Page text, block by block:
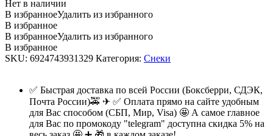
Нет в наличии
В избранноеУдалить из избранного
В избранное
В избранноеУдалить из избранного
В избранное
SKU: 6924743931329 Категория: Снеки
✅ Быстрая доставка по всей России (Боксберри, СДЭК,
Почта России)🚕 ✈ ✅ Оплата прямо на сайте удобным
для Вас способом (СБП, Мир, Visa) 🤩 А самое главное
для Вас по промокоду "telegram" доступна скидка 5% на